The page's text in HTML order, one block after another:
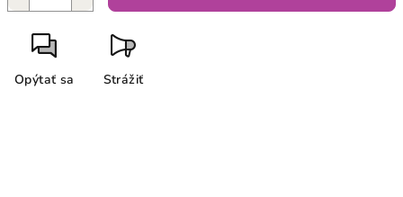
Opýtať sa Strážiť